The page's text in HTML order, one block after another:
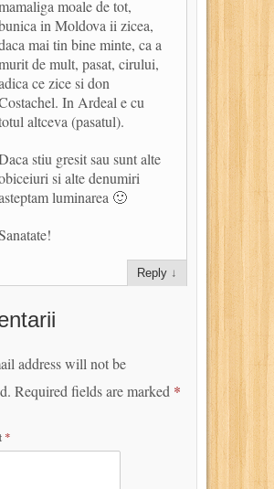
moale de tot,
in Moldova ii zicea,
mai tin bine minte, ca a
de mult, pasat, cirului,
ce zice si don
In Ardeal e cu
altceva (pasatul).
stiu gresit sau sunt alte
si alte denumiri
luminarea 🙂
Reply ↓
address will not be
Required fields are marked *
*